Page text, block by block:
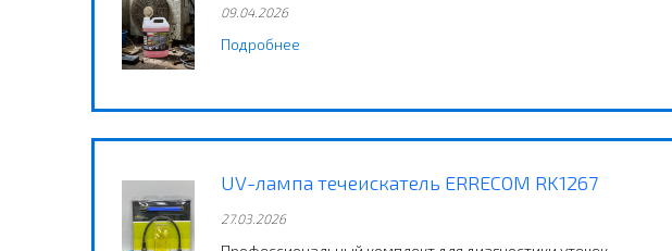
09.04.2026
Подробнее
UV-лампа течеискатель ERRECOM RK1267
27.03.2026